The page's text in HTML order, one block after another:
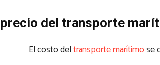
del transporte
El costo deltransporte marítimose